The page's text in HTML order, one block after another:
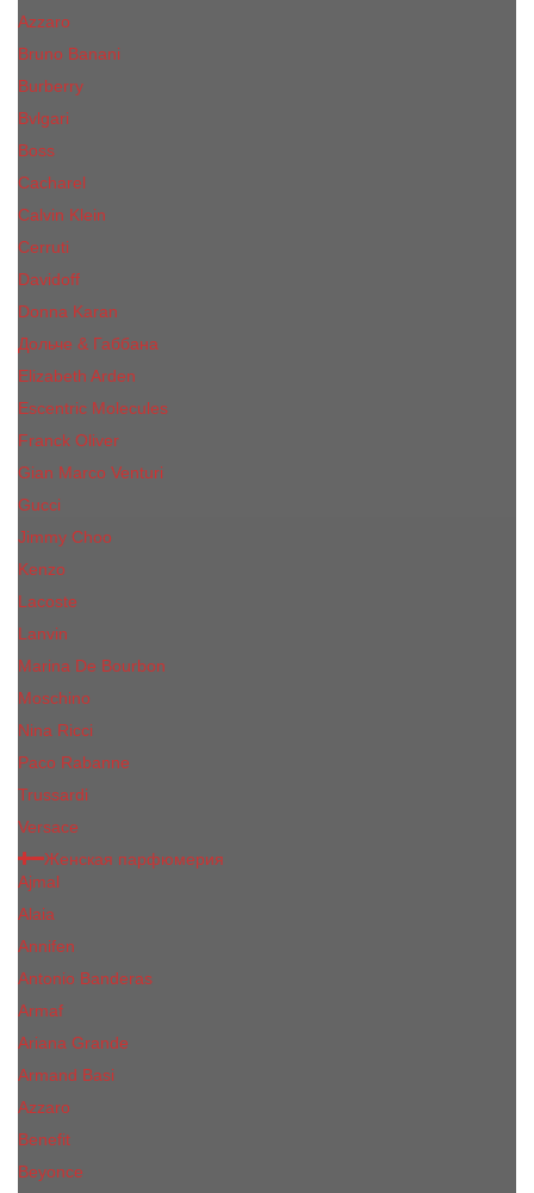
Azzaro
Bruno Banani
Burberry
Bvlgari
Boss
Cacharel
Calvin Klein
Cerruti
Davidoff
Donna Karan
Дольче & Габбана
Elizabeth Arden
Escentric Molecules
Franck Oliver
Gian Marco Venturi
Gucci
Jimmy Choo
Kenzo
Lacoste
Lanvin
Marina De Bourbon
Moschino
Nina Ricci
Paco Rabanne
Trussardi
Versace
Женская парфюмерия
Ajmal
Alaia
Annifen
Antonio Banderas
Armaf
Ariana Grande
Armand Basi
Azzaro
Benefit
Beyonce